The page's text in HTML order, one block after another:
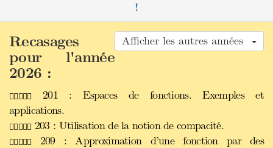
!
Afficher les autres années
Recasages
pour l'année
2026 :
201 : Espaces de fonctions. Exemples et
applications.
203 : Utilisation de la notion de compacité.
209 : Approximation d’une fonction par des